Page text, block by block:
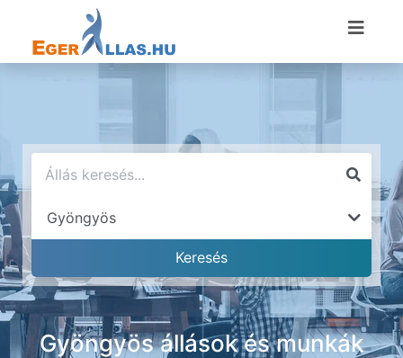
Gyöngyös állások és munkák